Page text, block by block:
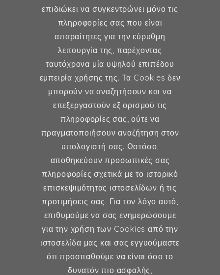
MD, MSc, FMH
Μαιευτήρας - Χειρουργός
Γυναικολόγος
Μέλος ESHRE, ISA, FMH
Γυναικολογία
Υποβοηθούμενη Αναπαραγωγή
Μαιευτική
Επικοινωνία
Κερασούντος 5, Αθήνα 115 28
(30) 211 42 33 309
επιδιώκει να συγκεντρώνει μόνο τις
πληροφορίες σας που είναι
απαραίτητες για την εύρυθμη
λειτουργία της, παρέχοντας
ταυτόχρονα μία υψηλού επιπέδου
εμπειρία χρήσης της. Τα Cookies δεν
μπορούν να αναζητήσουν και να
επεξεργαστούν εξ ορισμού τις
πληροφορίες σας, ούτε να
πραγματοποιήσουν αναζήτηση στον
υπολογιστή σας. Ωστόσο,
αποθηκεύουν προσωπικές σας
πληροφορίες σχετικά με το ιστορικό
επισκεψιμότητας ιστοσελίδων ή τις
προτιμήσεις σας. Για τον λόγο αυτό,
επιθυμούμε να σας ενημερώσουμε
για την χρήση των Cookies από την
ιστοσελίδα μας και σας εγγυούμαστε
ότι προσπαθούμε να είναι όσο το
δυνατόν πιο ασφαλής,